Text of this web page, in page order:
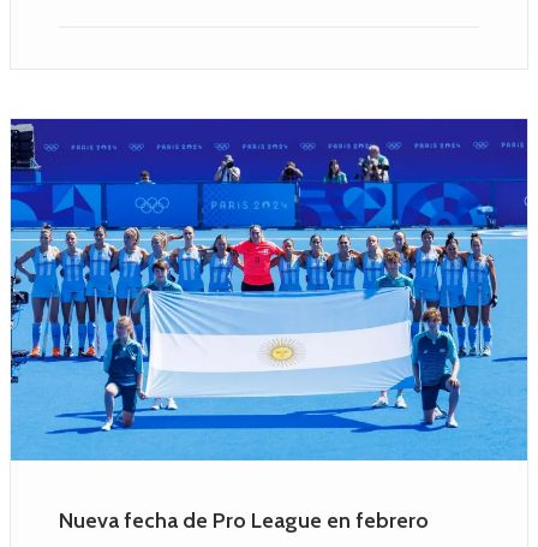
Nueva fecha de Pro League en febrero